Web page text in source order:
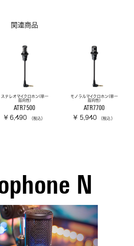
関連商品
ステレオマイクロホン(単一
指向性)
ATR7500
¥ 6,490 （税込）
モノラルマイクロホン(単一
指向性)
ATR7700
¥ 5,940 （税込）
N